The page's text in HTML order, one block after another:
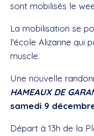
sont mobilisés le
La mobilisation se
l'école Alizarine qui
muscle.
Une nouvelle
HAMEAUX DE
samedi 9
Départ à 13h de la